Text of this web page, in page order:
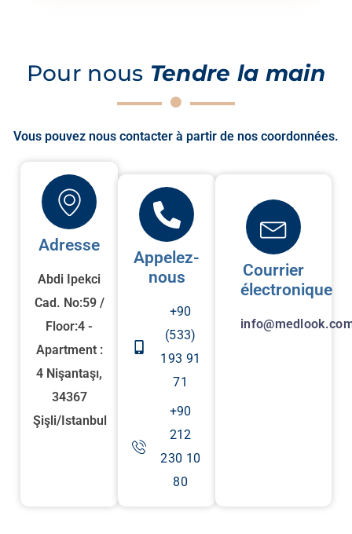
Pour nous Tendre la main
Vous pouvez nous contacter à partir de nos coordonnées.
Adresse
Abdi Ipekci
Cad. No:59 /
Floor:4 -
Apartment :
4 Nişantaşı,
34367
Şişli/Istanbul
Appelez-
nous
+90
(533)
193 91
71
+90
212
230 10
80
Courrier
électronique